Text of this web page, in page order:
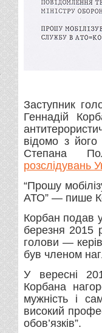
Заступник
Геннадій
відомо з його
Степана
розслідувань
“Прошу
АТО” — пише
Корбан подав
березня 2015
голови —
був членом
У вересні
Корбана
мужність і
високий
обов’язків”.